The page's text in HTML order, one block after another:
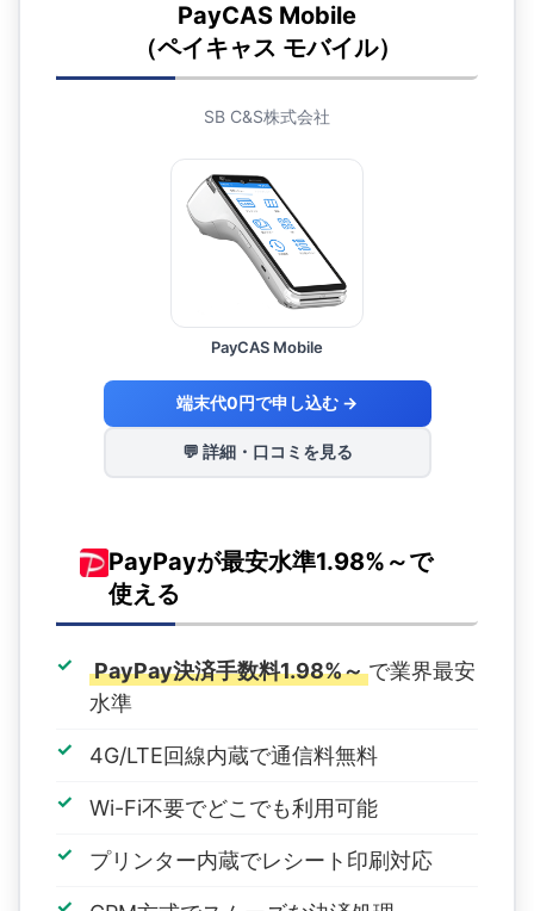
PayCAS Mobile
（ペイキャス モバイル）
SB C&S株式会社
PayCAS Mobile
端末代0円で申し込む →
💬 詳細・口コミを見る
PayPayが最安水準1.98%～で
使える
PayPay決済手数料1.98%～ で業界最安
水準
4G/LTE回線内蔵で通信料無料
Wi-Fi不要でどこでも利用可能
プリンター内蔵でレシート印刷対応